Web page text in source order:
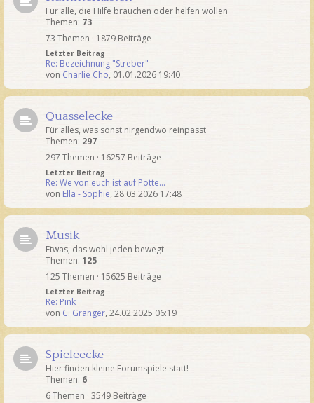
Für alle, die Hilfe brauchen oder helfen wollen
Themen: 73
73 Themen · 1879 Beiträge
Letzter Beitrag
Re: Bezeichnung "Streber"
von Charlie Cho, 01.01.2026 19:40
Quasselecke
Für alles, was sonst nirgendwo reinpasst
Themen: 297
297 Themen · 16257 Beiträge
Letzter Beitrag
Re: We von euch ist auf Potte…
von Ella - Sophie, 28.03.2026 17:48
Musik
Etwas, das wohl jeden bewegt
Themen: 125
125 Themen · 15625 Beiträge
Letzter Beitrag
Re: Pink
von C. Granger, 24.02.2025 06:19
Spieleecke
Hier finden kleine Forumspiele statt!
Themen: 6
6 Themen · 3549 Beiträge